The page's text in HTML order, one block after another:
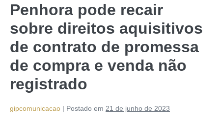
Penhora pode recair
sobre direitos aquisitivos
de contrato de promessa
de compra e venda não
registrado
gipcomunicacao | Postado em 21 de junho de 2023